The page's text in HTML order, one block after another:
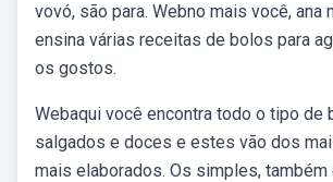
vovó, são para. Webno mais você, ana
ensina várias receitas de bolos para
os gostos.
Webaqui você encontra todo o tipo de
salgados e doces e estes vão dos
mais elaborados. Os simples, também